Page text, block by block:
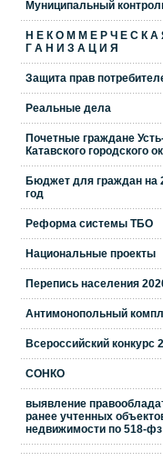
Муниципальный
Н Е К О М М Е Р Ч Е С К А
Г А Н И З А Ц И Я
Защита прав
Реальные дела
Почетные граждане
Катавского городского
Бюджет для граждан на
год
Реформа системы ТБО
Национальные проекты
Перепись населения
Антимонопольный
Всероссийский конкурс
СОНКО
выявление
ранее учтенных
недвижимости по 518-фз